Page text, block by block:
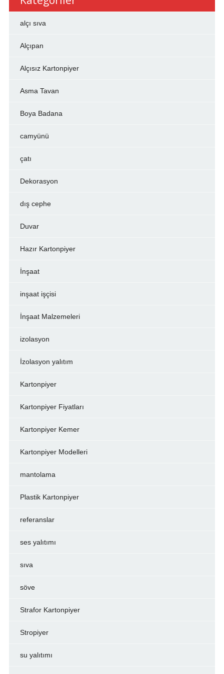
alçı sıva
Alçıpan
Alçısız Kartonpiyer
Asma Tavan
Boya Badana
camyünü
çatı
Dekorasyon
dış cephe
Duvar
Hazır Kartonpiyer
İnşaat
inşaat işçisi
İnşaat Malzemeleri
izolasyon
İzolasyon yalıtım
Kartonpiyer
Kartonpiyer Fiyatları
Kartonpiyer Kemer
Kartonpiyer Modelleri
mantolama
Plastik Kartonpiyer
referanslar
ses yalıtımı
sıva
söve
Strafor Kartonpiyer
Stropiyer
su yalıtımı